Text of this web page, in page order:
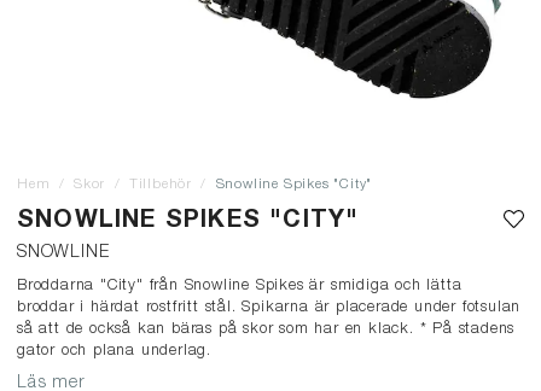
Hem Skor Tillbehör Snowline Spikes "City"
SNOWLINE SPIKES "CITY"
SNOWLINE
Broddarna "City" från Snowline Spikes är smidiga och lätta
broddar i härdat rostfritt stål. Spikarna är placerade under fotsulan
så att de också kan bäras på skor som har en klack. * På stadens
gator och plana underlag.
Läs mer